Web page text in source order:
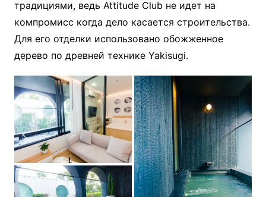
традициями, ведь Attitude Club не идет на
компромисс когда дело касается строительства.
Для его отделки использовано обожженное
дерево по древней технике Yakisugi.